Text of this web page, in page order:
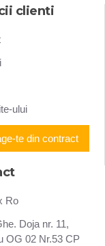
clienti
ului
te din contract
Ro
Doja nr. 11,
OG 02 Nr.53 CP